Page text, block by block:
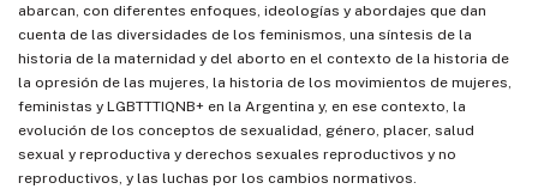
abarcan, con diferentes enfoques, ideologías y abordajes que dan
cuenta de las diversidades de los feminismos, una síntesis de la
historia de la maternidad y del aborto en el contexto de la historia de
la opresión de las mujeres, la historia de los movimientos de mujeres,
feministas y LGBTTTIQNB+ en la Argentina y, en ese contexto, la
evolución de los conceptos de sexualidad, género, placer, salud
sexual y reproductiva y derechos sexuales reproductivos y no
reproductivos, y las luchas por los cambios normativos.